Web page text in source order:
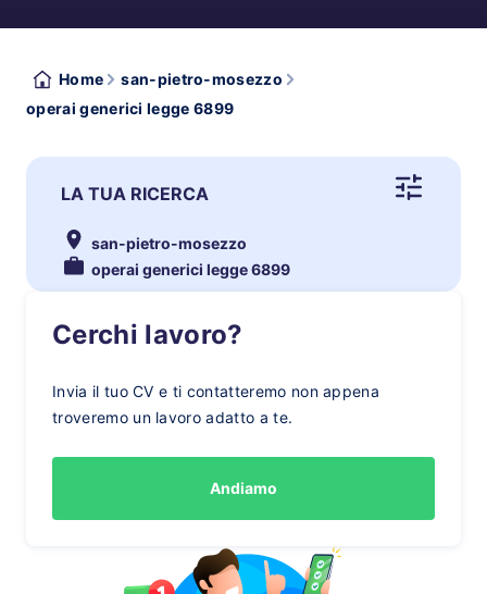
Home
san-pietro-mosezzo
operai generici legge 6899
LA TUA RICERCA
san-pietro-mosezzo
operai generici legge 6899
Cerchi lavoro?
Invia il tuo CV e ti contatteremo non appena
troveremo un lavoro adatto a te.
Andiamo